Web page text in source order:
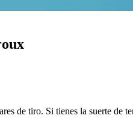
de tiro. Si tienes la suerte de